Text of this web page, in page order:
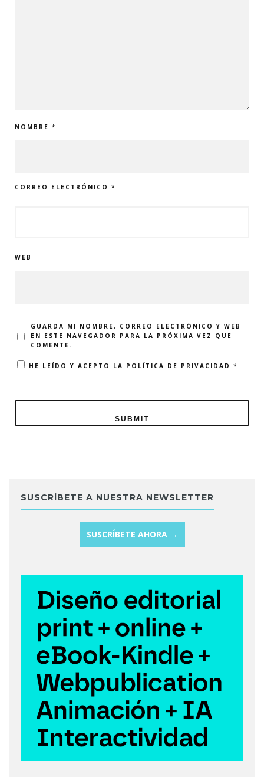
NOMBRE *
CORREO ELECTRÓNICO *
WEB
GUARDA MI NOMBRE, CORREO ELECTRÓNICO Y WEB
EN ESTE NAVEGADOR PARA LA PRÓXIMA VEZ QUE
COMENTE.
HE LEÍDO Y ACEPTO LA POLÍTICA DE PRIVACIDAD *
SUSCRÍBETE A NUESTRA NEWSLETTER
SUSCRÍBETE AHORA →